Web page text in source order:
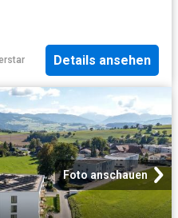
Details ansehen
Foto anschauen